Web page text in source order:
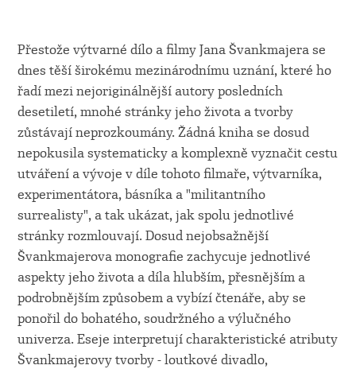
Přestože výtvarné dílo a filmy Jana Švankmajera se
dnes těší širokému mezinárodnímu uznání, které ho
řadí mezi nejoriginálnější autory posledních
desetiletí, mnohé stránky jeho života a tvorby
zůstávají neprozkoumány. Žádná kniha se dosud
nepokusila systematicky a komplexně vyznačit cestu
utváření a vývoje v díle tohoto filmaře, výtvarníka,
experimentátora, básníka a "militantního
surrealisty", a tak ukázat, jak spolu jednotlivé
stránky rozmlouvají. Dosud nejobsažnější
Švankmajerova monografie zachycuje jednotlivé
aspekty jeho života a díla hlubším, přesnějším a
podrobnějším způsobem a vybízí čtenáře, aby se
ponořil do bohatého, soudržného a výlučného
univerza. Eseje interpretují charakteristické atributy
Švankmajerovy tvorby - loutkové divadlo,